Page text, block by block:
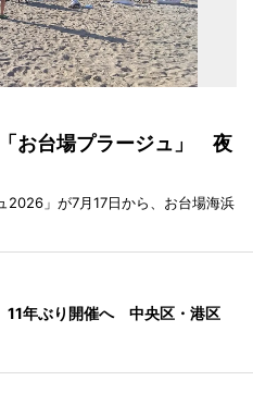
お台場プラージュ」 夜
2026」が7月17日から、お台場海浜
11年ぶり開催へ 中央区・港区